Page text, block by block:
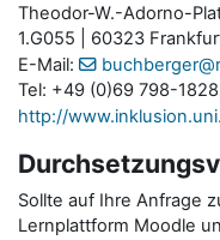
Theodor-W.-Adorno-
1.G055 | 60323
E-Mail:
Tel: +49 (0)69 798-
http://
Sollte auf Ihre Anfrage
Lernplattform Moodle